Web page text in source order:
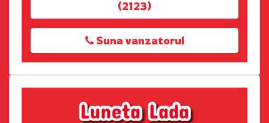
(2123)
Suna vanzatorul